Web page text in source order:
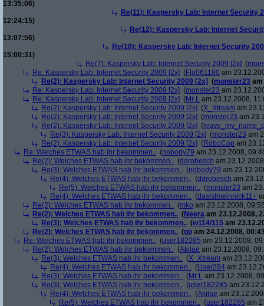
13:35:06)
Re(11): Kaspersky Lab: Internet Security
12:24:15)
Re(12): Kaspersky Lab: Internet
13:07:56)
Re(10): Kaspersky Lab: Internet Security
15:00:31)
Re(7): Kaspersky Lab: Internet Security 2009 [2x] (
Re: Kaspersky Lab: Internet Security 2009 [2x] (Flo061180 am
Re(2): Kaspersky Lab: Internet Security 2009 [2x] (monster23 am
Re: Kaspersky Lab: Internet Security 2009 [2x] (monster23 am
Re: Kaspersky Lab: Internet Security 2009 [2x] (Mr L am 23.12.2008,
Re(2): Kaspersky Lab: Internet Security 2009 [2x] (X_Xtream am
Re(2): Kaspersky Lab: Internet Security 2009 [2x] (monster23 am
Re(2): Kaspersky Lab: Internet Security 2009 [2x] (
Re(3): Kaspersky Lab: Internet Security 2009 [2x] (monster23 am
Re(2): Kaspersky Lab: Internet Security 2009 [2x] (RoboCop am
Re: Welches ETWAS hab ihr bekommen.. (nobody79 am 23.12.2008,
Re(2): Welches ETWAS hab ihr bekommen.. (ddrobesch am
Re(3): Welches ETWAS hab ihr bekommen.. (nobody79 am
Re(4): Welches ETWAS hab ihr bekommen.. (ddrobesch am
Re(5): Welches ETWAS hab ihr bekommen.. (monster23 am
Re(4): Welches ETWAS hab ihr bekommen.. (dasistmeinnick11+
Re(2): Welches ETWAS hab ihr bekommen.. (mko am 23.12.2008,
Re(2): Welches ETWAS hab ihr bekommen.. (Neera am 23.12.2008,
Re(3): Welches ETWAS hab ihr bekommen.. (w114/115 am
Re(2): Welches ETWAS hab ihr bekommen.. (gp am 24.12.2008,
Re: Welches ETWAS hab ihr bekommen.. (user182285 am 23.12.2008,
Re(2): Welches ETWAS hab ihr bekommen.. (Akilae am 23.12.2008,
Re(3): Welches ETWAS hab ihr bekommen.. (X_Xtream am
Re(4): Welches ETWAS hab ihr bekommen.. (User284 am
Re(3): Welches ETWAS hab ihr bekommen.. (Mr L am 23.12.2008,
Re(3): Welches ETWAS hab ihr bekommen.. (user182285 am
Re(4): Welches ETWAS hab ihr bekommen.. (Akilae am
Re(5): Welches ETWAS hab ihr bekommen.. (user182285 am